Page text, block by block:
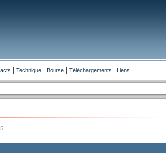
Technique Bourse Téléchargements Liens